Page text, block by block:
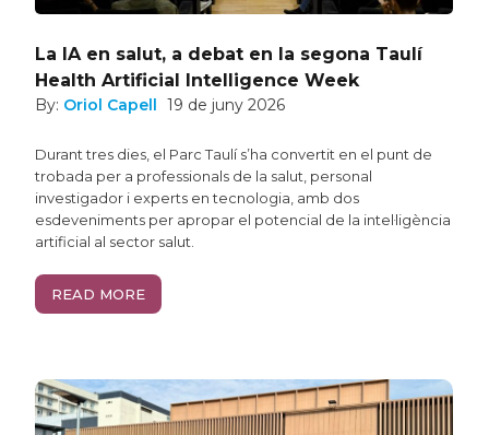
La IA en salut, a debat en la segona Taulí
Health Artificial Intelligence Week
By: Oriol Capell 19 de juny 2026
Durant tres dies, el Parc Taulí s’ha convertit en el punt de
trobada per a professionals de la salut, personal
investigador i experts en tecnologia, amb dos
esdeveniments per apropar el potencial de la intel·ligència
artificial al sector salut.
READ MORE